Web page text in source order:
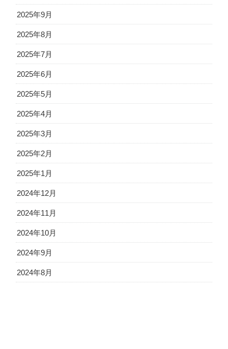
2025年9月
2025年8月
2025年7月
2025年6月
2025年5月
2025年4月
2025年3月
2025年2月
2025年1月
2024年12月
2024年11月
2024年10月
2024年9月
2024年8月